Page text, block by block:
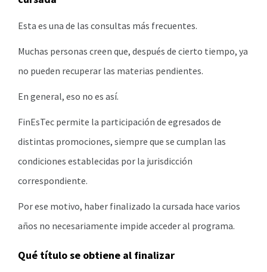
Esta es una de las consultas más frecuentes.
Muchas personas creen que, después de cierto tiempo, ya
no pueden recuperar las materias pendientes.
En general, eso no es así.
FinEsTec permite la participación de egresados de
distintas promociones, siempre que se cumplan las
condiciones establecidas por la jurisdicción
correspondiente.
Por ese motivo, haber finalizado la cursada hace varios
años no necesariamente impide acceder al programa.
Qué título se obtiene al finalizar